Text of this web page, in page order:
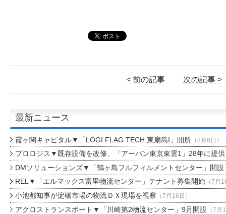
< 前の記事 次の記事 >
最新ニュース
霞ヶ関キャピタル▼「LOGI FLAG TECH 東扇島I」開所（8月6日）
プロロジス▼既存設備を改修、「アーバン東京東雲1」28年に提供
DMソリューションズ▼「鶴ヶ島フルフィルメントセンター」開設
REL▼「エルマックス富里物流センター」テナント募集開始（7月
小池都知事が淀橋市場の物流ＤＸ現場を視察 （7月16日）
アクロストランスポート▼「川崎第2物流センター」9月開設 （7月